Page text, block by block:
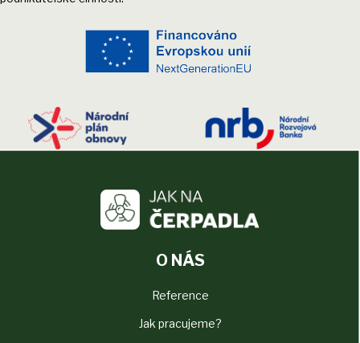
O NÁS
Reference
Jak pracujeme?